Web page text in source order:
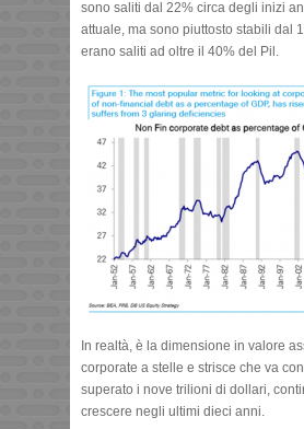
sono saliti dal 22% circa degli inizi
attuale, ma sono piuttosto stabili dal
erano saliti ad oltre il 40% del Pil.
In realtà, è la dimensione in valore
corporate a stelle e strisce che va
superato i nove trilioni di dollari,
crescere negli ultimi dieci anni.